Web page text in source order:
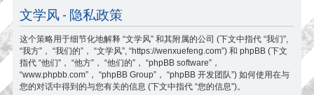
文学风 - 隐私政策
这个策略用于细节化地解释 “文学风” 和其附属的公司 (下文中指代 “我们”,
“我方”， “我们的”， “文学风”, “https://wenxuefeng.com”) 和 phpBB (下文
指代 “他们”， “他方”， “他们的”， “phpBB software”，
“www.phpbb.com”， “phpBB Group”， “phpBB 开发团队”) 如何使用在与
您的对话中得到的与您有关的信息 (下文中指代 “您的信息”)。